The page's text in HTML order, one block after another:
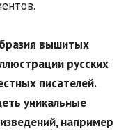
вышитых
русских
писателей.
уникальные
например